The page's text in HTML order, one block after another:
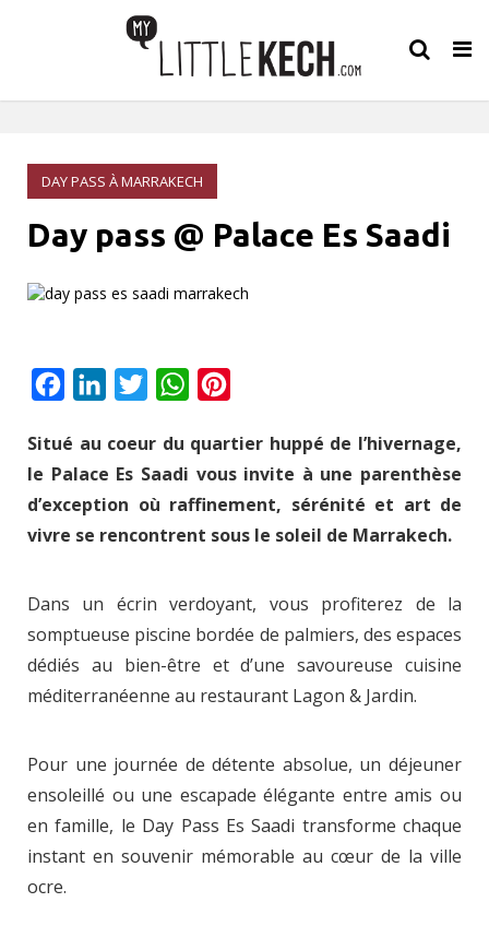
DAY PASS À MARRAKECH
Day pass @ Palace Es Saadi
FacebookLinkedInTwitterWhatsApp
Situé au coeur du quartier huppé de l’hivernage,
le Palace Es Saadi vous invite à une parenthèse
d’exception où raffinement, sérénité et art de
vivre se rencontrent sous le soleil de Marrakech.
Dans un écrin verdoyant, vous profiterez de la
somptueuse piscine bordée de palmiers, des espaces
dédiés au bien-être et d’une savoureuse cuisine
méditerranéenne au restaurant Lagon & Jardin.
Pour une journée de détente absolue, un déjeuner
ensoleillé ou une escapade élégante entre amis ou
en famille, le Day Pass Es Saadi transforme chaque
instant en souvenir mémorable au cœur de la ville
ocre.